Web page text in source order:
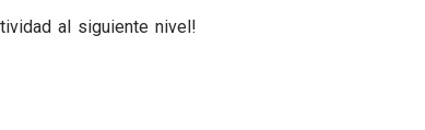
al siguiente nivel!